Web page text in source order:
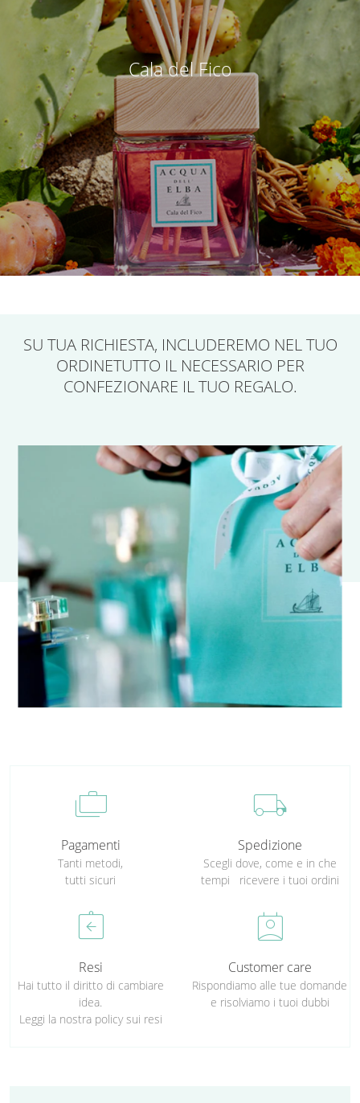
Cala del Fico
SU TUA RICHIESTA, INCLUDEREMO NEL TUO
ORDINETUTTO IL NECESSARIO PER
CONFEZIONARE IL TUO REGALO.
cases
Pagamenti
Tanti metodi,
tutti sicuri
local_shipping
Spedizione
Scegli dove, come e in che
tempi ricevere i tuoi ordini
assignment_return
Resi
Hai tutto il diritto di cambiare
idea.
Leggi la nostra policy sui resi
perm_contact_calendar
Customer care
Rispondiamo alle tue domande
e risolviamo i tuoi dubbi